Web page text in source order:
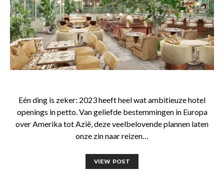
Eén ding is zeker: 2023 heeft heel wat ambitieuze hotel
openings in petto. Van geliefde bestemmingen in Europa
over Amerika tot Azië, deze veelbelovende plannen laten
onze zin naar reizen…
VIEW POST